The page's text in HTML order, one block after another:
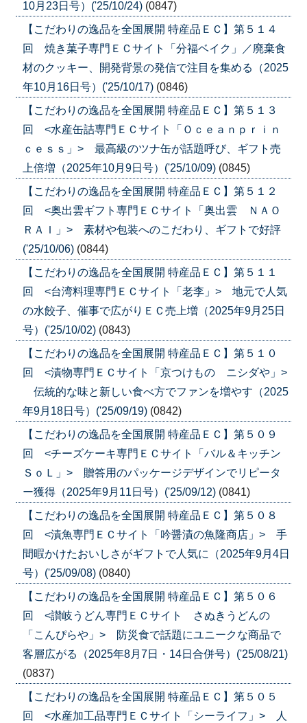
10月23日号）('25/10/24) (0847)
【こだわりの逸品を全国展開 特産品ＥＣ】第５１４
回 焼き菓子専門ＥＣサイト「分福ベイク」／廃棄食
材のクッキー、開発背景の発信で注目を集める（2025
年10月16日号）('25/10/17) (0846)
【こだわりの逸品を全国展開 特産品ＥＣ】第５１３
回 <水産缶詰専門ＥＣサイト「Ｏｃｅａｎｐｒｉｎ
ｃｅｓｓ」> 最高級のツナ缶が話題呼び、ギフト売
上倍増（2025年10月9日号）('25/10/09) (0845)
【こだわりの逸品を全国展開 特産品ＥＣ】第５１２
回 <奥出雲ギフト専門ＥＣサイト「奥出雲 ＮＡＯ
ＲＡＩ」> 素材や包装へのこだわり、ギフトで好評
('25/10/06) (0844)
【こだわりの逸品を全国展開 特産品ＥＣ】第５１１
回 <台湾料理専門ＥＣサイト「老李」> 地元で人気
の水餃子、催事で広がりＥＣ売上増（2025年9月25日
号）('25/10/02) (0843)
【こだわりの逸品を全国展開 特産品ＥＣ】第５１０
回 <漬物専門ＥＣサイト「京つけもの ニシダや」>
伝統的な味と新しい食べ方でファンを増やす（2025
年9月18日号）('25/09/19) (0842)
【こだわりの逸品を全国展開 特産品ＥＣ】第５０９
回 <チーズケーキ専門ＥＣサイト「バル＆キッチン
ＳｏＬ」> 贈答用のパッケージデザインでリピータ
ー獲得（2025年9月11日号）('25/09/12) (0841)
【こだわりの逸品を全国展開 特産品ＥＣ】第５０８
回 <漬魚専門ＥＣサイト「吟醤漬の魚隆商店」> 手
間暇かけたおいしさがギフトで人気に（2025年9月4日
号）('25/09/08) (0840)
【こだわりの逸品を全国展開 特産品ＥＣ】第５０６
回 <讃岐うどん専門ＥＣサイト さぬきうどんの
「こんぴらや」> 防災食で話題にユニークな商品で
客層広がる（2025年8月7日・14日合併号）('25/08/21)
(0837)
【こだわりの逸品を全国展開 特産品ＥＣ】第５０５
回 <水産加工品専門ＥＣサイト「シーライフ」> 人